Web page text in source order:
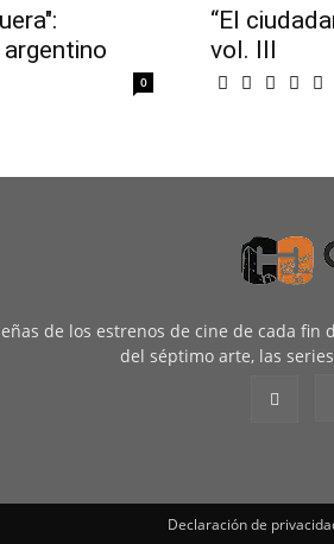
0
“El
vol. III
de los estrenos de cine de cada
del séptimo arte, las
Declaración de